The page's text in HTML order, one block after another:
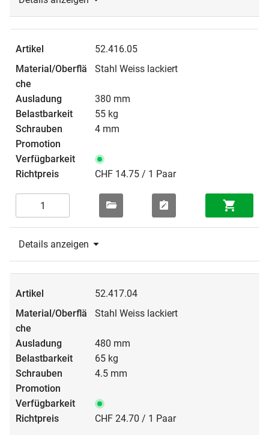
52.416.05
Stahl Weiss lackiert
380 mm
55 kg
4 mm
CHF 14.75 / 1 Paar
Details anzeigen
52.417.04
Stahl Weiss lackiert
480 mm
65 kg
4.5 mm
CHF 24.70 / 1 Paar